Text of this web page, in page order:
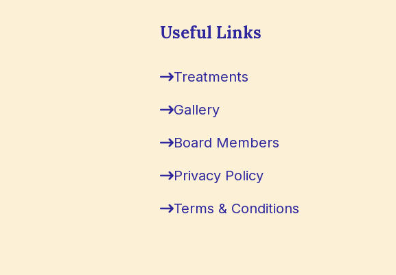
Useful Links
Treatments
Gallery
Board Members
Privacy Policy
Terms & Conditions